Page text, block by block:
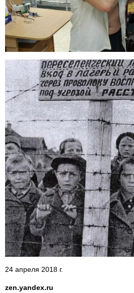
24 апреля 2018 г.
zen.yandex.ru